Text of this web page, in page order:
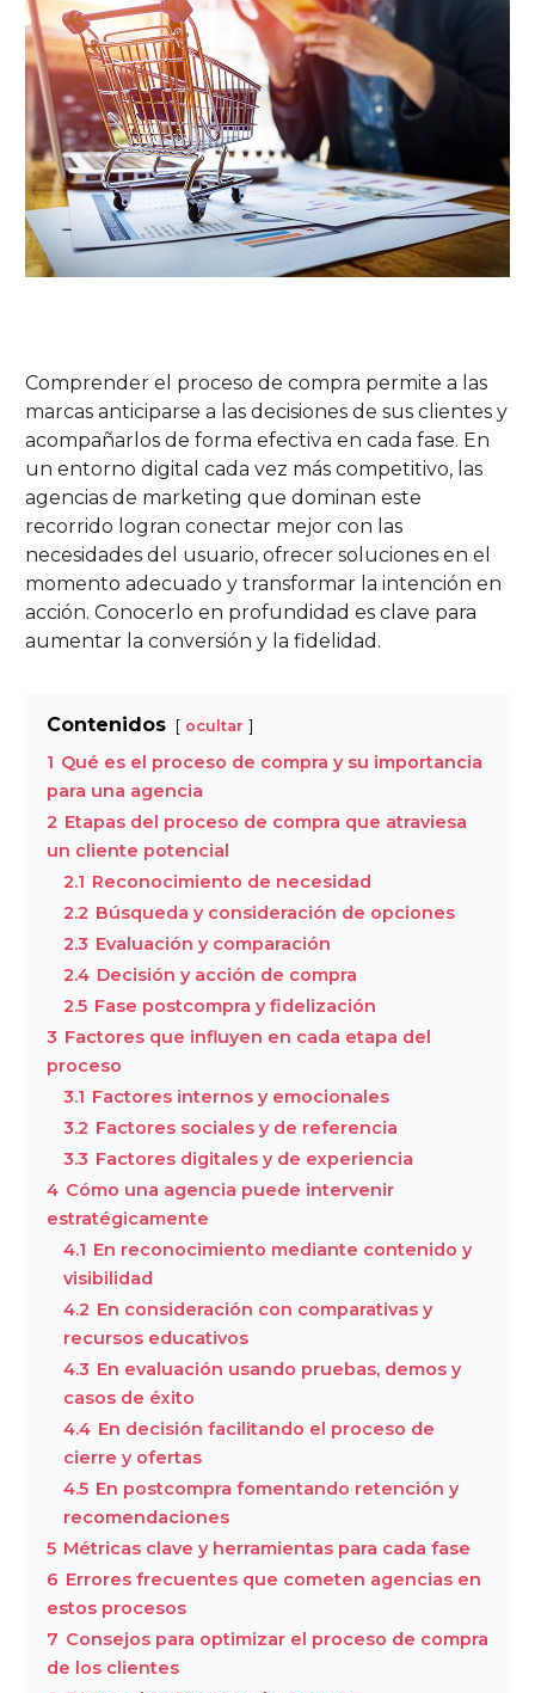
Comprender el proceso de compra permite a las
marcas anticiparse a las decisiones de sus clientes y
acompañarlos de forma efectiva en cada fase. En
un entorno digital cada vez más competitivo, las
agencias de marketing que dominan este
recorrido logran conectar mejor con las
necesidades del usuario, ofrecer soluciones en el
momento adecuado y transformar la intención en
acción. Conocerlo en profundidad es clave para
aumentar la conversión y la fidelidad.
Contenidos ocultar
1 Qué es el proceso de compra y su importancia
para una agencia
2 Etapas del proceso de compra que atraviesa
un cliente potencial
2.1 Reconocimiento de necesidad
2.2 Búsqueda y consideración de opciones
2.3 Evaluación y comparación
2.4 Decisión y acción de compra
2.5 Fase postcompra y fidelización
3 Factores que influyen en cada etapa del
proceso
3.1 Factores internos y emocionales
3.2 Factores sociales y de referencia
3.3 Factores digitales y de experiencia
4 Cómo una agencia puede intervenir
estratégicamente
4.1 En reconocimiento mediante contenido y
visibilidad
4.2 En consideración con comparativas y
recursos educativos
4.3 En evaluación usando pruebas, demos y
casos de éxito
4.4 En decisión facilitando el proceso de
cierre y ofertas
4.5 En postcompra fomentando retención y
recomendaciones
5 Métricas clave y herramientas para cada fase
6 Errores frecuentes que cometen agencias en
estos procesos
7 Consejos para optimizar el proceso de compra
de los clientes